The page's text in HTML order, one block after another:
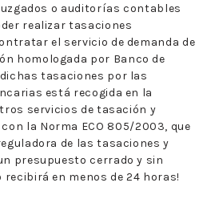
o auditorías contables
realizar tasaciones
el servicio de demanda de
homologada por Banco de
tasaciones por las
está recogida en la
servicios de tasación y
la Norma ECO 805/2003, que
de las tasaciones y
presupuesto cerrado y sin
en menos de 24 horas!